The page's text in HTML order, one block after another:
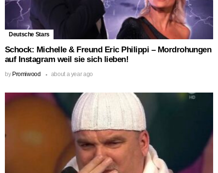
Deutsche Stars
Schock: Michelle & Freund Eric Philippi – Mordrohungen
auf Instagram weil sie sich lieben!
by Promiwood about a year ago